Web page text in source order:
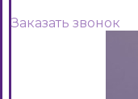
Заказать звонок